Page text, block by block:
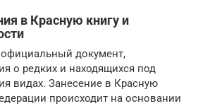
в Красную книгу и
официальный документ,
о редких и находящихся под
видах. Занесение в Красную
происходит на основании